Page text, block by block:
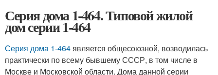
Серия дома 1-464. Типовой жилой
дом серии 1-464
Серия дома 1-464является общесоюзной, возводилась
практически по всему бывшему СССР, в том числе в
Москве и Московской области. Дома данной серии